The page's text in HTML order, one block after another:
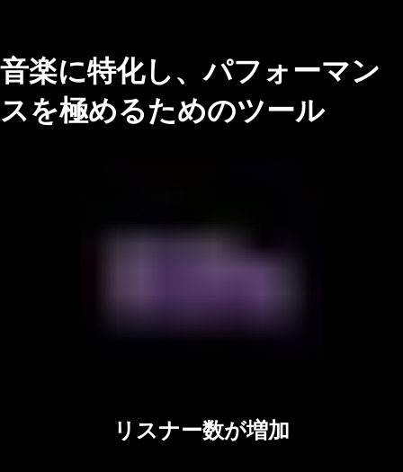
音楽に特化し、パフォーマン
スを極めるためのツール
リスナー数が増加